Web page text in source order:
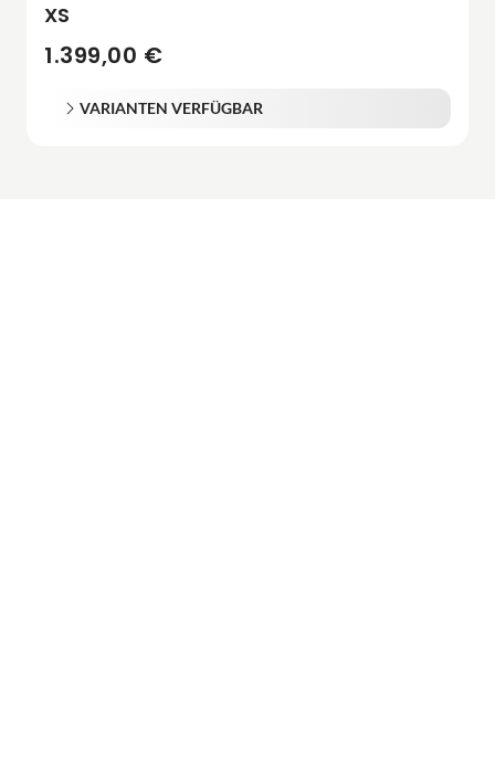
XS
1.399,00 €
VARIANTEN VERFÜGBAR